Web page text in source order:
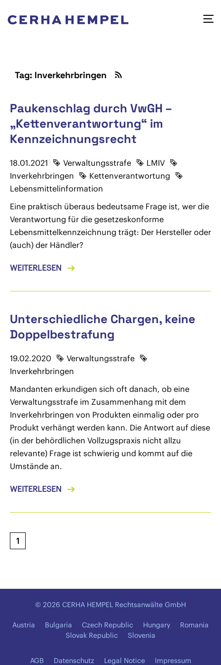
Tag: Inverkehrbringen
Paukenschlag durch VwGH –
„Kettenverantwortung“ im
Kennzeichnungsrecht
18.01.2021 Verwaltungsstrafe
LMIV
Inverkehrbringen
Kettenverantwortung
Lebensmittelinformation
Eine praktisch überaus bedeutsame Frage ist, wer die
Verantwortung für die gesetzeskonforme
Lebensmittelkennzeichnung trägt: Der Hersteller oder
(auch) der Händler?
WEITERLESEN
Unterschiedliche Chargen, keine
Doppelbestrafung
19.02.2020
Verwaltungsstrafe
Inverkehrbringen
Mandanten erkundigen sich oft danach, ob eine
Verwaltungsstrafe im Zusammenhang mit dem
Inverkehrbringen von Produkten einmalig oder pro
Produkt verhängt werden kann. Die Antwort auf diese
(in der behördlichen Vollzugspraxis nicht allzu
relevante) Frage ist schwierig und kommt auf die
Umstände an.
WEITERLESEN
1
© 2026 CERHA HEMPEL Rechtsanwälte GmbH
Austria Bulgaria Czech Republic Hungary
Romania
Slovak Republic
Slovenia
AGB Datenschutz Legal Notice Impressum